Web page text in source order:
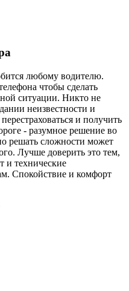
любому водителю.
чтобы сделать
ситуации. Никто не
неизвестности и
и получить
- разумное решение во
решать сложности может
Лучше доверить это тем,
и технические
Спокойствие и комфорт